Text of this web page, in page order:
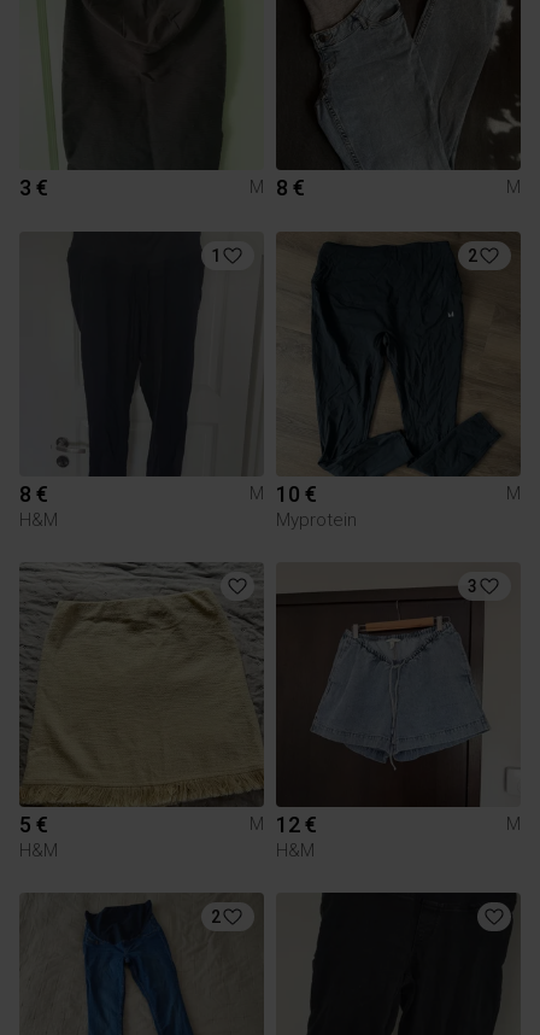
3 € M 8 € M
1
8 €
M
H&M
2
10 €
M
Myprotein
5 €
M
H&M
3
12 €
M
H&M
2